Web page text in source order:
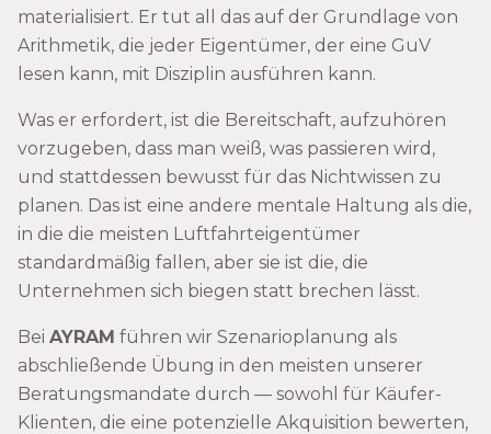
materialisiert. Er tut all das auf der Grundlage von
Arithmetik, die jeder Eigentümer, der eine GuV
lesen kann, mit Disziplin ausführen kann.
Was er erfordert, ist die Bereitschaft, aufzuhören
vorzugeben, dass man weiß, was passieren wird,
und stattdessen bewusst für das Nichtwissen zu
planen. Das ist eine andere mentale Haltung als die,
in die die meisten Luftfahrteigentümer
standardmäßig fallen, aber sie ist die, die
Unternehmen sich biegen statt brechen lässt.
Bei AYRAM führen wir Szenarioplanung als
abschließende Übung in den meisten unserer
Beratungsmandate durch — sowohl für Käufer-
Klienten, die eine potenzielle Akquisition bewerten,